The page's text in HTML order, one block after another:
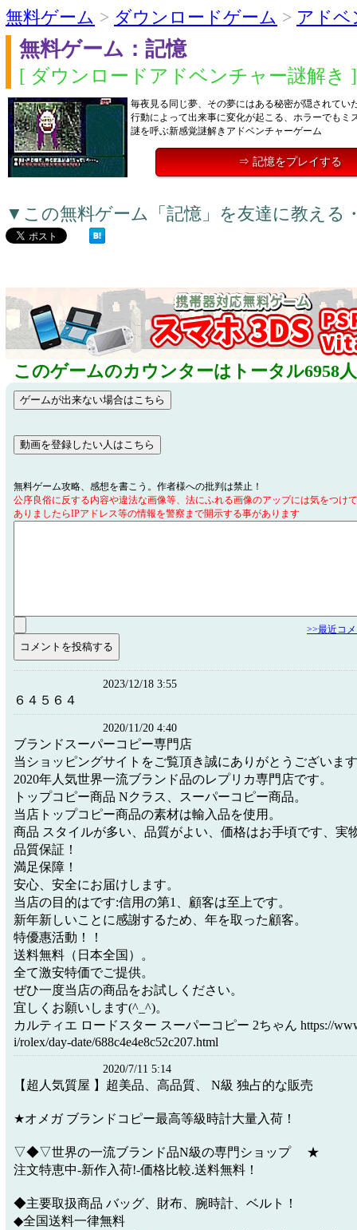
無料ゲーム > ダウンロードゲーム > アドベ
無料ゲーム：記憶
[ ダウンロードアドベンチャー謎解き ]
毎夜見る同じ夢、その夢にはある秘密が隠されてい
行動によって出来事に変化が起こる、ホラーでもミ
謎を呼ぶ新感覚謎解きアドベンチャーゲーム
⇒ 記憶をプレイする
▼この無料ゲーム「記憶」を友達に教える
このゲームのカウンターはトータル6958
無料ゲーム攻略、感想を書こう。作者様への批判は禁止！
公序良俗に反する内容や違法な画像等、法にふれる画像のアップには気をつけ
ありましたらIPアドレス等の情報を警察まで開示する事があります
>>最近コ
2023/12/18 3:55
６４５６４
2020/11/20 4:40
ブランドスーパーコピー専門店
当ショッピングサイトをご覧頂き誠にありがとうございま
2020年人気世界一流ブランド品のレプリカ専門店です。
トップコピー商品 Nクラス、スーパーコピー商品。
当店トップコピー商品の素材は輸入品を使用。
商品 スタイルが多い、品質がよい、価格はお手頃です、実
品質保証！
満足保障！
安心、安全にお届けします。
当店の目的はです:信用の第1、顧客は至上です。
新年新しいことに感謝するため、年を取った顧客。
特優惠活動！！
送料無料（日本全国）。
全て激安特価でご提供。
ぜひ一度当店の商品をお試しください。
宜しくお願いします(^_^)。
カルティエ ロードスター スーパーコピー 2ちゃん https://
i/rolex/day-date/688c4e4e8c52c207.html
2020/7/11 5:14
【超人気質屋 】超美品、高品質、 N級 独占的な販売
★オメガ ブランドコピー最高等級時計大量入荷！
▽◆▽世界の一流ブランド品N級の専門ショップ ★
注文特恵中-新作入荷!-価格比較.送料無料！
◆主要取扱商品 バッグ、財布、腕時計、ベルト！
◆全国送料一律無料